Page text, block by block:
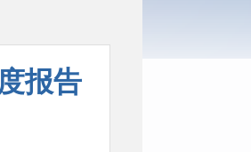
报告